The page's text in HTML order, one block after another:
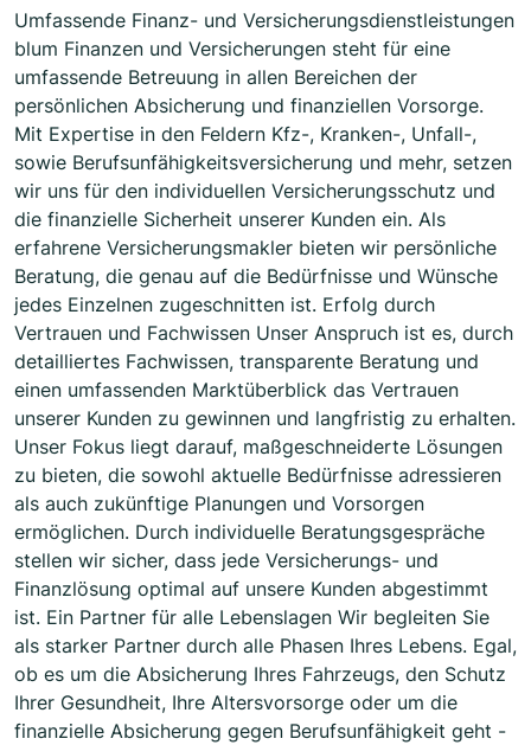
Umfassende Finanz- und Versicherungsdienstleistungen
blum Finanzen und Versicherungen steht für eine
umfassende Betreuung in allen Bereichen der
persönlichen Absicherung und finanziellen Vorsorge.
Mit Expertise in den Feldern Kfz-, Kranken-, Unfall-,
sowie Berufsunfähigkeitsversicherung und mehr, setzen
wir uns für den individuellen Versicherungsschutz und
die finanzielle Sicherheit unserer Kunden ein. Als
erfahrene Versicherungsmakler bieten wir persönliche
Beratung, die genau auf die Bedürfnisse und Wünsche
jedes Einzelnen zugeschnitten ist. Erfolg durch
Vertrauen und Fachwissen Unser Anspruch ist es, durch
detailliertes Fachwissen, transparente Beratung und
einen umfassenden Marktüberblick das Vertrauen
unserer Kunden zu gewinnen und langfristig zu erhalten.
Unser Fokus liegt darauf, maßgeschneiderte Lösungen
zu bieten, die sowohl aktuelle Bedürfnisse adressieren
als auch zukünftige Planungen und Vorsorgen
ermöglichen. Durch individuelle Beratungsgespräche
stellen wir sicher, dass jede Versicherungs- und
Finanzlösung optimal auf unsere Kunden abgestimmt
ist. Ein Partner für alle Lebenslagen Wir begleiten Sie
als starker Partner durch alle Phasen Ihres Lebens. Egal,
ob es um die Absicherung Ihres Fahrzeugs, den Schutz
Ihrer Gesundheit, Ihre Altersvorsorge oder um die
finanzielle Absicherung gegen Berufsunfähigkeit geht -